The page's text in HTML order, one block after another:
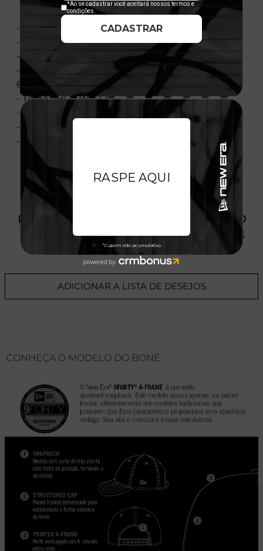
- REF.: MBV19BON152
- MATERIAL: 100% ALGODÃO
- ABA CURVA
- AJUSTÁVEL C/ DIÂMETRO ENTRE 55,8 CM e
60,6 cm
- TAMANHO ÚNICO
- A-FRAME: PAINEL FRONTAL ÚNICO
- IMPORTADO
- LICENÇA OFICIAL
PRODUTO SEM ESTOQUE DÍSPONÍVEL NO
SITE, CONSULTE A DISPONIBILIDADE NAS
LOJAS
ADICIONAR A LISTA DE DESEJOS
CONHEÇA O MODELO DO BONÉ